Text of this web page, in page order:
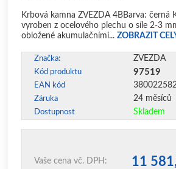
Krbová kamna ZVEZDA 4BBarva: černá
vyroben z ocelového plechu o síle 2-3
obložené akumulačními... ZOBRAZIT
Značka: ZVEZDA
Kód produktu 97519
EAN kód
Záruka 24 měsíců
Dostupnost Skladem
Vaše cena vč. DPH: 11